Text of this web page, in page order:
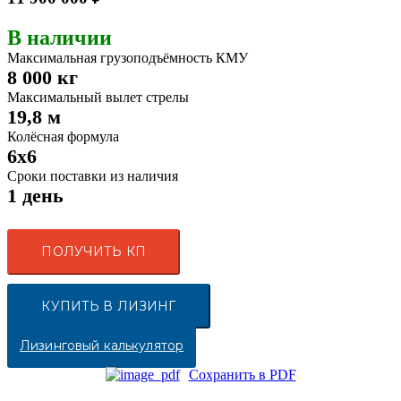
В наличии
Максимальная грузоподъёмность КМУ
8 000 кг
Максимальный вылет стрелы
19,8 м
Колёсная формула
6x6
Сроки поставки из наличия
1 день
ПОЛУЧИТЬ КП
КУПИТЬ В ЛИЗИНГ
Лизинговый калькулятор
Сохранить в PDF